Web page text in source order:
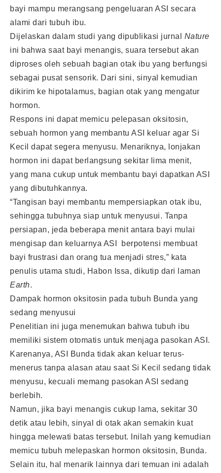
bayi mampu merangsang pengeluaran ASI secara
alami dari tubuh ibu.
Dijelaskan dalam studi yang dipublikasi jurnal Nature
ini bahwa saat bayi menangis, suara tersebut akan
diproses oleh sebuah bagian otak ibu yang berfungsi
sebagai pusat sensorik. Dari sini, sinyal kemudian
dikirim ke hipotalamus, bagian otak yang mengatur
hormon.
Respons ini dapat memicu pelepasan oksitosin,
sebuah hormon yang membantu ASI keluar agar Si
Kecil dapat segera menyusu. Menariknya, lonjakan
hormon ini dapat berlangsung sekitar lima menit,
yang mana cukup untuk membantu bayi dapatkan ASI
yang dibutuhkannya.
“Tangisan bayi membantu mempersiapkan otak ibu,
sehingga tubuhnya siap untuk menyusui. Tanpa
persiapan, jeda beberapa menit antara bayi mulai
mengisap dan keluarnya ASI berpotensi membuat
bayi frustrasi dan orang tua menjadi stres,” kata
penulis utama studi, Habon Issa, dikutip dari laman
Earth.
Dampak hormon oksitosin pada tubuh Bunda yang
sedang menyusui
Penelitian ini juga menemukan bahwa tubuh ibu
memiliki sistem otomatis untuk menjaga pasokan ASI.
Karenanya, ASI Bunda tidak akan keluar terus-
menerus tanpa alasan atau saat Si Kecil sedang tidak
menyusu, kecuali memang pasokan ASI sedang
berlebih.
Namun, jika bayi menangis cukup lama, sekitar 30
detik atau lebih, sinyal di otak akan semakin kuat
hingga melewati batas tersebut. Inilah yang kemudian
memicu tubuh melepaskan hormon oksitosin, Bunda.
Selain itu, hal menarik lainnya dari temuan ini adalah